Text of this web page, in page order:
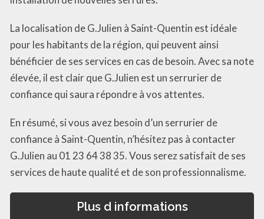
La localisation de G.Julien à Saint-Quentin est idéale
pour les habitants de la région, qui peuvent ainsi
bénéficier de ses services en cas de besoin. Avec sa note
élevée, il est clair que G.Julien est un serrurier de
confiance qui saura répondre à vos attentes.
En résumé, si vous avez besoin d’un serrurier de
confiance à Saint-Quentin, n’hésitez pas à contacter
G.Julien au 01 23 64 38 35. Vous serez satisfait de ses
services de haute qualité et de son professionnalisme.
Plus d informations